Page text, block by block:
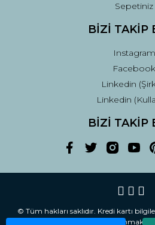
Sepetiniz
BİZİ TAKİP
Instagram
Facebook
Linkedin
Linkedin
BİZİ TAKİP
© Tüm hakları saklıdır. Kredi kartı